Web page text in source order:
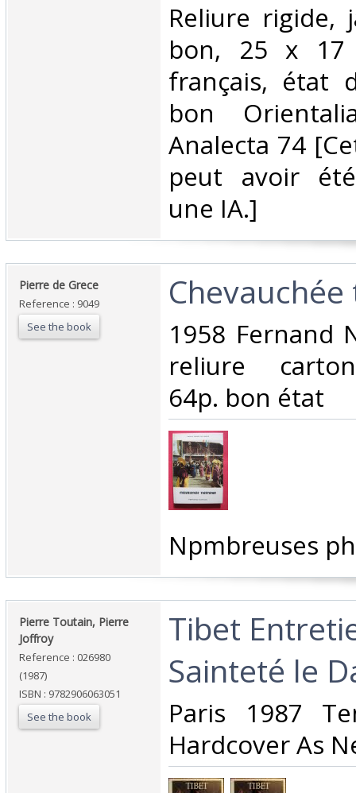
‎Reliure rigide,
bon, 25 x 17
français, état
bon
Analecta 74
peut avoir
une IA.]‎
‎Pierre de Grece‎
Reference : 9049
See the book
‎1958 Fernand
reliure
64p. bon état‎
‎Npmbreuses
‎Pierre Toutain, Pierre
Joffroy‎
Reference : 026980
(1987)
ISBN : 9782906063051
See the book
‎Tibet
Sainteté le
‎Paris 1987
Hardcover As